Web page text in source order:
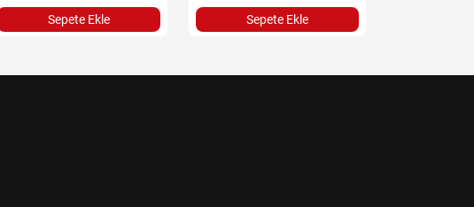
Sepete Ekle Sepete Ekle